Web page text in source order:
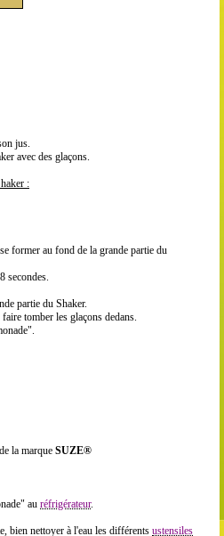
jus.
avec des glaçons.
:
former au fond de la grande partie du
secondes.
partie du Shaker.
tomber les glaçons dedans.
la marque SUZE®
au réfrigérateur.
bien nettoyer à l'eau les différents ustensiles